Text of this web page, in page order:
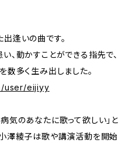
逢いの曲です。
、動かすことができる指先で、
数多く生み出しました。
user/eijiyy
気のあなたに歌って欲しい」と
澤綾子は歌や講演活動を開始